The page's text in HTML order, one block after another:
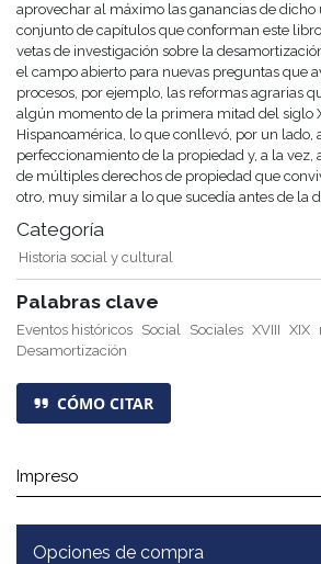
aprovechar al máximo las ganancias de dicho
conjunto de capítulos que conforman este
vetas de investigación sobre la
el campo abierto para nuevas preguntas que
procesos, por ejemplo, las reformas agrarias
algún momento de la primera mitad del siglo
Hispanoamérica, lo que conllevó, por un lado,
perfeccionamiento de la propiedad y, a la vez,
de múltiples derechos de propiedad que
otro, muy similar a lo que sucedía antes de la
Categoría
Historia social y cultural
Palabras clave
Eventos históricos Social Sociales XVIII XIX
Desamortización
CÓMO CITAR
Impreso
Opciones de compra